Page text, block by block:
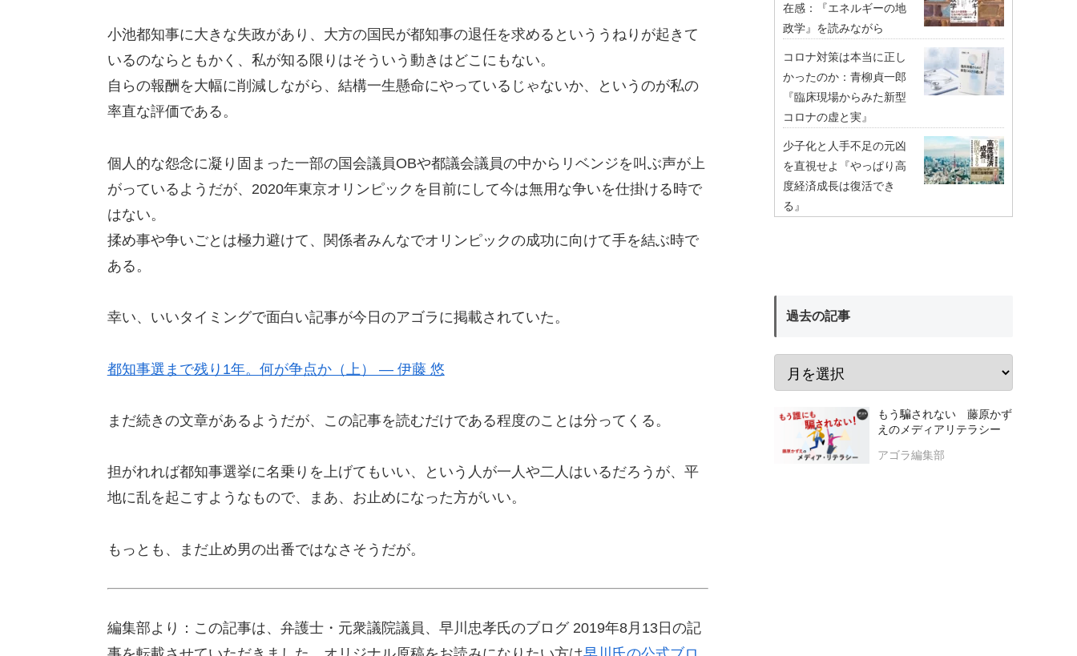
小池都知事に大きな失政があり、大方の国民が都知事の退任を求めるといううねりが起きて
いるのならともかく、私が知る限りはそういう動きはどこにもない。
自らの報酬を大幅に削減しながら、結構一生懸命にやっているじゃないか、というのが私の
率直な評価である。
個人的な怨念に凝り固まった一部の国会議員OBや都議会議員の中からリベンジを叫ぶ声が上
がっているようだが、2020年東京オリンピックを目前にして今は無用な争いを仕掛ける時で
はない。
揉め事や争いごとは極力避けて、関係者みんなでオリンピックの成功に向けて手を結ぶ時で
ある。
幸い、いいタイミングで面白い記事が今日のアゴラに掲載されていた。
都知事選まで残り1年。何が争点か（上） — 伊藤 悠
まだ続きの文章があるようだが、この記事を読むだけである程度のことは分ってくる。
担がれれば都知事選挙に名乗りを上げてもいい、という人が一人や二人はいるだろうが、平
地に乱を起こすようなもので、まあ、お止めになった方がいい。
もっとも、まだ止め男の出番ではなさそうだが。
編集部より：この記事は、弁護士・元衆議院議員、早川忠孝氏のブログ 2019年8月13日の記
在感：『エネルギーの地
政学』を読みながら
コロナ対策は本当に正し
かったのか：青柳貞一郎
『臨床現場からみた新型
コロナの虚と実』
少子化と人手不足の元凶
を直視せよ『やっぱり高
度経済成長は復活でき
る』
過去の記事
もう騙されない 藤原かず
えのメディアリテラシー
アゴラ編集部